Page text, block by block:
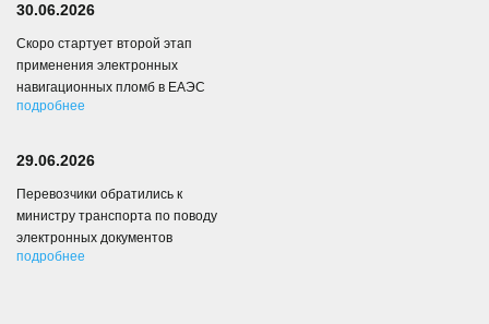
30.06.2026
Скоро стартует второй этап
применения электронных
навигационных пломб в ЕАЭС
подробнее
29.06.2026
Перевозчики обратились к
министру транспорта по поводу
электронных документов
подробнее